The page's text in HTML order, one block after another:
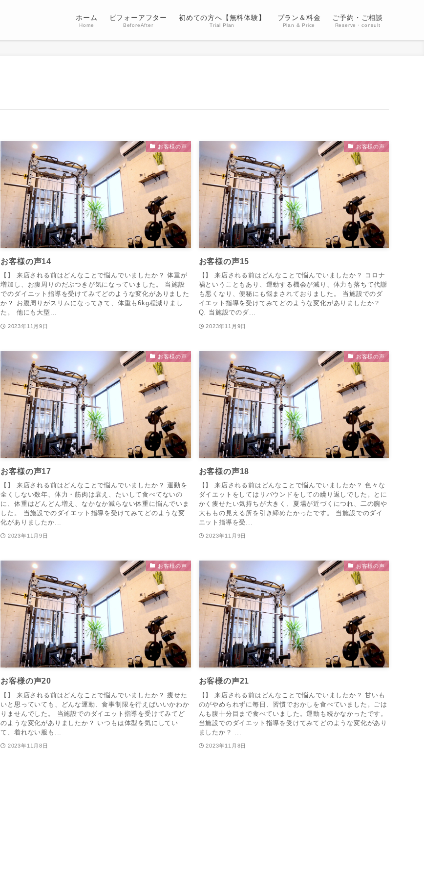
ホーム
Home
ビフォーアフター
BeforeAfter
初めての方へ【無料体験】
Trial Plan
プラン＆料金
Plan & Price
ご予約・ご相談
Reserve・consult
お客様の声
お客様の声14
【】 来店される前はどんなことで悩んでいましたか？ 体重が
増加し、お腹周りのだぶつきが気になっていました。 当施設
でのダイエット指導を受けてみてどのような変化がありました
か？ お腹周りがスリムになってきて、体重も6kg程減りまし
た。 他にも大型...
2023年11月9日
お客様の声
お客様の声15
【】 来店される前はどんなことで悩んでいましたか？ コロナ
禍ということもあり、運動する機会が減り、体力も落ちて代謝
も悪くなり、便秘にも悩まされておりました。 当施設でのダ
イエット指導を受けてみてどのような変化がありましたか？
Q. 当施設でのダ...
2023年11月9日
お客様の声
お客様の声17
【】 来店される前はどんなことで悩んでいましたか？ 運動を
全くしない数年、体力・筋肉は衰え、たいして食べてないの
に、体重はどんどん増え、なかなか減らない体重に悩んでいま
した。 当施設でのダイエット指導を受けてみてどのような変
化がありましたか...
2023年11月9日
お客様の声
お客様の声18
【】 来店される前はどんなことで悩んでいましたか？ 色々な
ダイエットをしてはリバウンドをしての繰り返しでした。とに
かく痩せたい気持ちが大きく、夏場が近づくにつれ、二の腕や
大ももの見える所を引き締めたかったです。 当施設でのダイ
エット指導を受...
2023年11月9日
お客様の声
お客様の声20
【】 来店される前はどんなことで悩んでいましたか？ 痩せた
いと思っていても、どんな運動、食事制限を行えばいいかわか
りませんでした。 当施設でのダイエット指導を受けてみてど
のような変化がありましたか？ いつもは体型を気にしてい
て、着れない服も...
2023年11月8日
お客様の声
お客様の声21
【】 来店される前はどんなことで悩んでいましたか？ 甘いも
のがやめられずに毎日、習慣でおかしを食べていました。ごは
んも腹十分目まで食べていました。運動も続かなかったです。
当施設でのダイエット指導を受けてみてどのような変化があり
ましたか？ ...
2023年11月8日